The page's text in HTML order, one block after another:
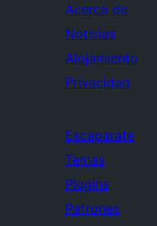
Acerca de
Noticias
Alojamiento
Privacidad
Escaparate
Temas
Plugins
Patrones